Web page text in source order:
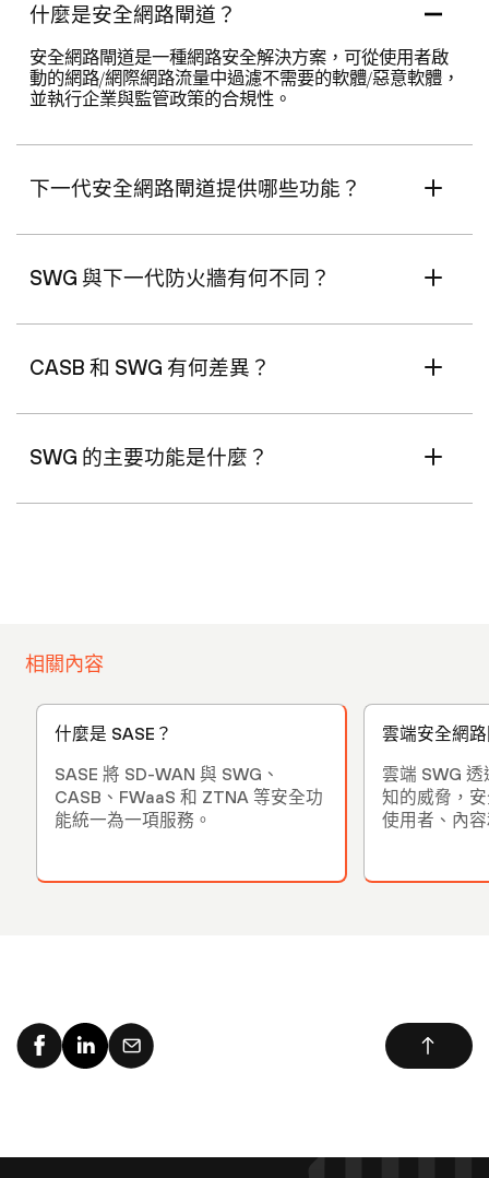
什麼是安全網路閘道？
安全網路閘道是一種網路安全解決方案，可從使用者啟
動的網路/網際網路流量中過濾不需要的軟體/惡意軟體，
並執行企業與監管政策的合規性。
下一代安全網路閘道提供哪些功能？
SWG 與下一代防火牆有何不同？
CASB 和 SWG 有何差異？
SWG 的主要功能是什麼？
相關內容
什麼是 SASE？
SASE 將 SD-WAN 與 SWG、
CASB、FWaaS 和 ZTNA 等安全功
能統一為一項服務。
雲端安全網
雲端 SWG
知的威脅，
使用者、內